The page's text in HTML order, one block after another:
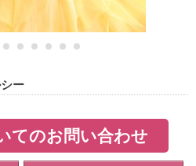
ー
てのお問い合わせ